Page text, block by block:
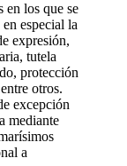
en los que se
especial la
expresión,
tutela
protección
otros.
excepción
mediante
a